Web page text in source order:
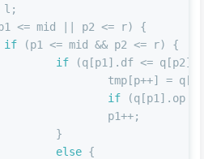
l;
<= mid || p2 <= r) {
if (p1 <= mid && p2 <= r) {
if (q[p1].df <=
tmp[p++] =
if (q[p1].op
				p1++;
			}
else {